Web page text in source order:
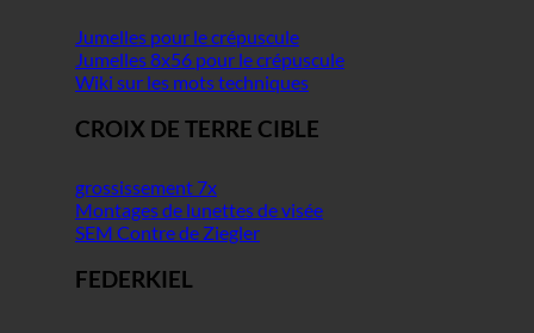
Jumelles pour le crépuscule
Jumelles 8x56 pour le crépuscule
Wiki sur les mots techniques
CROIX DE TERRE CIBLE
grossissement 7x
Montages de lunettes de visée
SEM Contre de Ziegler
FEDERKIEL